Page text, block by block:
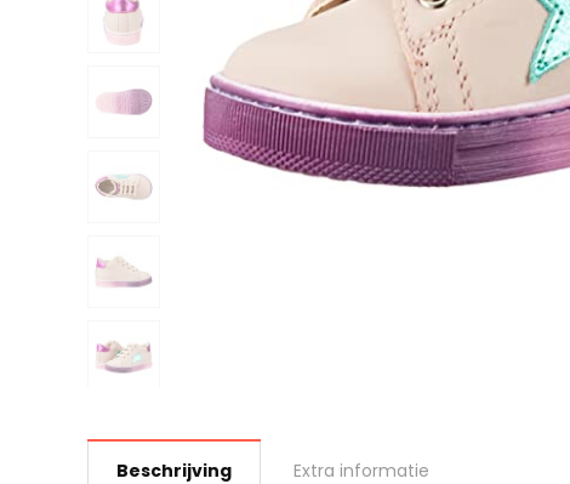
Beschrijving Extra informatie